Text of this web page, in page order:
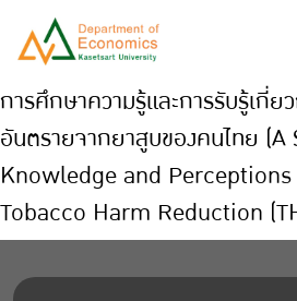
การศึกษาความรู้และการรับรู้เกี่
อันตรายจากยาสูบของคนไทย
Knowledge and
Tobacco Harm Reduction